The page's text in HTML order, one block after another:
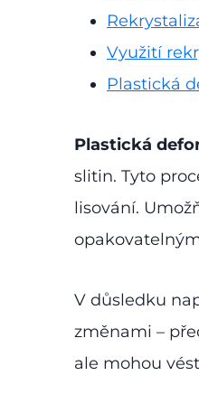
Využití
Plastická
Plastická
slitin. Tyto
lisování.
V důsledku
změnami –
ale mohou